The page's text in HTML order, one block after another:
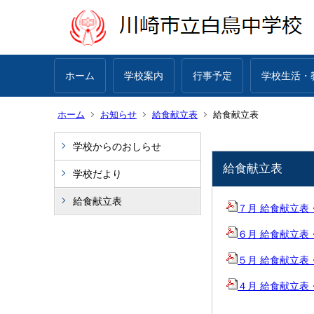
ホーム 学校案内 行事予定 学校生活・
ホーム お知らせ 給食献立表 給食献立表
学校からのおしらせ
学校だより
給食献立表
給食献立表
７月 給食献立
６月 給食献立
５月 給食献立
４月 給食献立